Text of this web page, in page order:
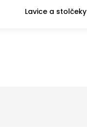
Lavice a stolčeky